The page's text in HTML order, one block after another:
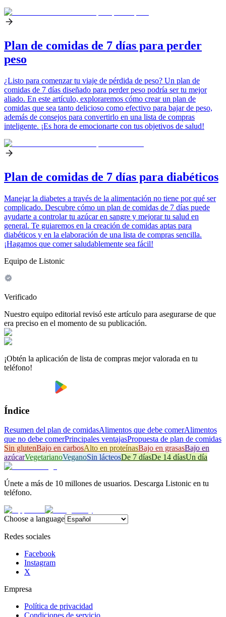
Plan de comidas de 7 días para perder
peso
¿Listo para comenzar tu viaje de pérdida de peso? Un plan de
comidas de 7 días diseñado para perder peso podría ser tu mejor
aliado. En este artículo, exploraremos cómo crear un plan de
comidas que sea tanto delicioso como efectivo para bajar de peso,
además de consejos para convertirlo en una lista de compras
inteligente. ¡Es hora de emocionarte con tus objetivos de salud!
Plan de comidas de 7 días para diabéticos
Manejar la diabetes a través de la alimentación no tiene por qué ser
complicado. Descubre cómo un plan de comidas de 7 días puede
ayudarte a controlar tu azúcar en sangre y mejorar tu salud en
general. Te guiaremos en la creación de comidas aptas para
diabéticos y en la elaboración de una lista de compras sencilla.
¡Hagamos que comer saludablemente sea fácil!
Equipo de Listonic
Verificado
Nuestro equipo editorial revisó este artículo para asegurarse de que
era preciso en el momento de su publicación.
¡Obtén la aplicación de lista de compras mejor valorada en tu
teléfono!
Índice
Resumen del plan de comidasAlimentos que debe comerAlimentos
que no debe comerPrincipales ventajasPropuesta de plan de comidas
Sin glutenBajo en carbosAlto en proteínasBajo en grasasBajo en
azúcarVegetarianoVeganoSin lácteosDe 7 díasDe 14 díasUn día
Únete a más de 10 millones de usuarios. Descarga Listonic en tu
teléfono.
Choose a language
Redes sociales
Facebook
Instagram
X
Empresa
Política de privacidad